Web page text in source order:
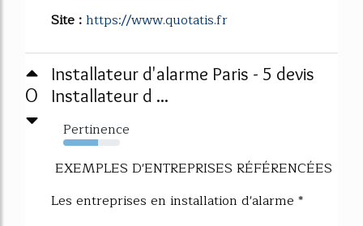
Site :https://www.quotatis.fr
0
Installateur d'alarme Paris - 5 devis
Installateur d ...
Pertinence
62%
EXEMPLES D'ENTREPRISES RÉFÉRENCÉES
Les entreprises en installation d'alarme *